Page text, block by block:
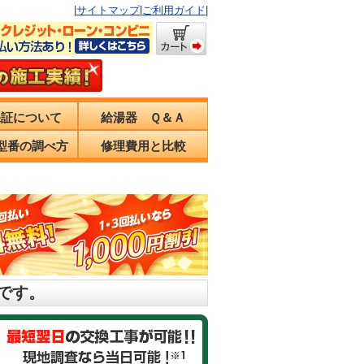
サイトマップ| ご利用ガイド
について 給湯器 Ｑ＆Ａ
番の調べ方 修理費用と比較
す。